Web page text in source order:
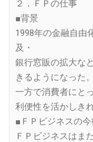
２．ＦＰの仕事
■背景
1998年の金融自由
及・
銀行窓販の拡大な
きるようになった。
一方で消費者にと
利便性を活かしき
■ＦＰビジネスの今
ＦＰビジネスはま